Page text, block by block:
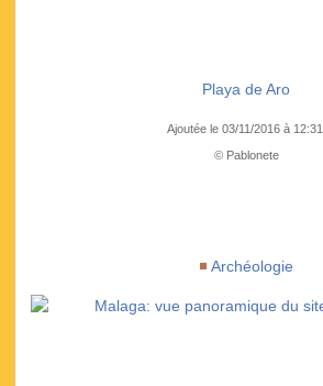
Playa de Aro
Ajoutée le 03/11/2016 à 12:31
© Pablonete
Archéologie